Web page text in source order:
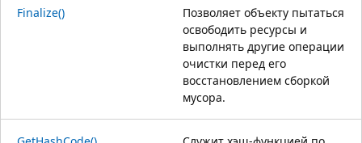
Finalize()
Позволяет объекту пытаться
освободить ресурсы и
выполнять другие операции
очистки перед его
восстановлением сборкой
мусора.